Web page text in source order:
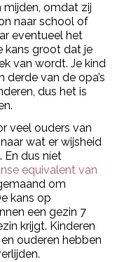
mijden, omdat zij
naar school of
eventueel het
kans groot dat je
van wordt. Je kind
derde van de opa’s
dus het is
veel ouders van
wat er wijsheid
En dus níet
equivalent van
om
kans op
een gezin 7
krijgt. Kinderen
ouderen hebben